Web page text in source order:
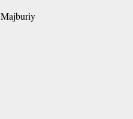
Majburiy